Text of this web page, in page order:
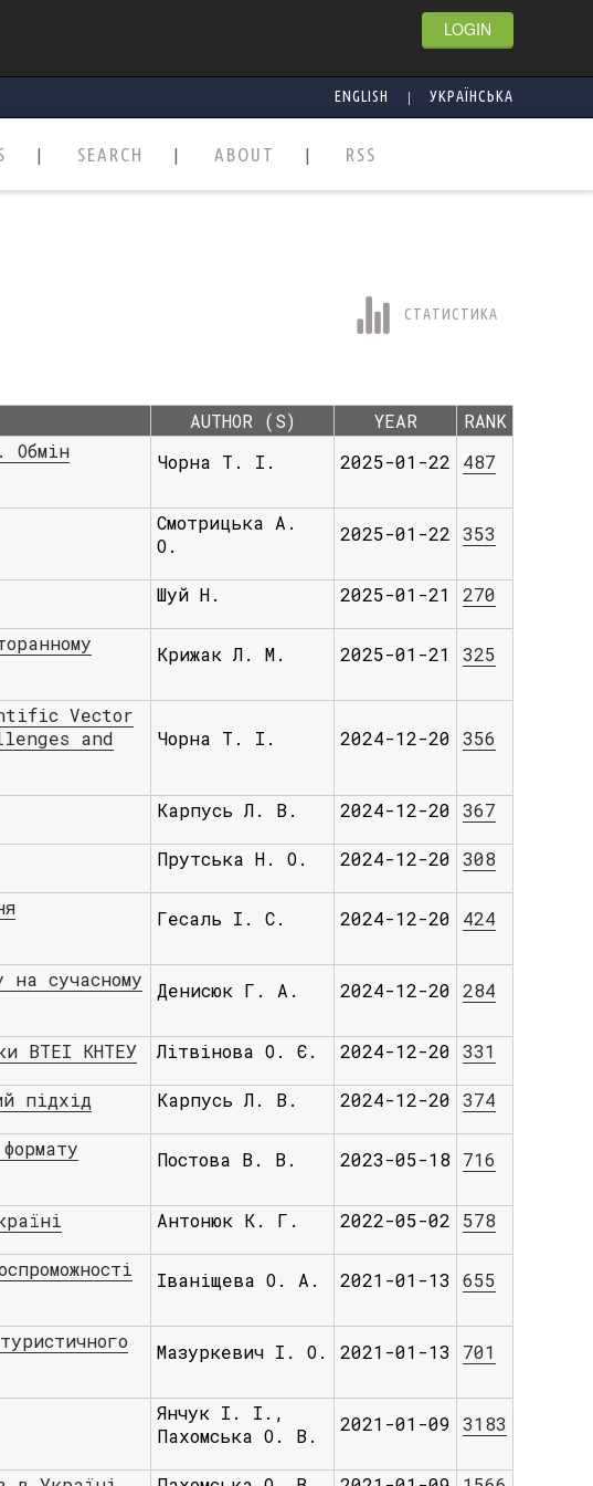
LOGIN
ENGLISH | УКРАЇНСЬКА
SEARCH ABOUT RSS
СТАТИСТИКА
AUTHOR (S) YEAR
RANK
Обмін
Чорна Т. І. 2025-01-22 487
Смотрицька А.
О.
2025-01-22 353
Шуй Н. 2025-01-21 270
Крижак Л. М. 2025-01-21 325
Vector
and
Чорна Т. І. 2024-12-20 356
Карпусь Л. В. 2024-12-20 367
Прутська Н. О. 2024-12-20 308
Гесаль І. С. 2024-12-20 424
на сучасному
Денисюк Г. А. 2024-12-20 284
ВТЕІ КНТЕУ Літвінова О. Є. 2024-12-20 331
підхід Карпусь Л. В. 2024-12-20 374
Постова В. В. 2023-05-18 716
Антонюк К. Г. 2022-05-02 578
Іваніщева О. А. 2021-01-13 655
Мазуркевич І. О. 2021-01-13 701
Янчук І. І.,
Пахомська О. В.
2021-01-09 3183